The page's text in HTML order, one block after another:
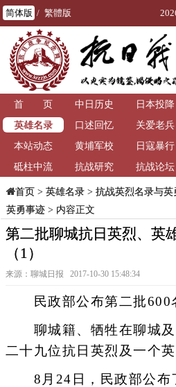
简体版 / 繁體版
首 页 中日历史 日本投降
英雄名录
口述回忆 关爱老兵
本站动态
黄埔军校 日寇暴行
砥柱中流
抗战研究 抗战论坛
首页> 英雄名录> 抗战英烈名录与英
英勇事迹> 内容正文
第二批聊城抗日英烈、英
（1）
来源：聊城日报 2017-10-30 15:48:34
民政部公布第二批600
聊城籍、牺牲在聊城及
二十九位抗日英烈及一个
8月24日，民政部公布